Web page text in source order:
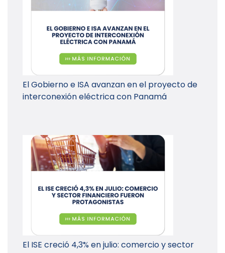
El Gobierno e ISA avanzan en el proyecto de
interconexión eléctrica con Panamá
El ISE creció 4,3% en julio: comercio y sector